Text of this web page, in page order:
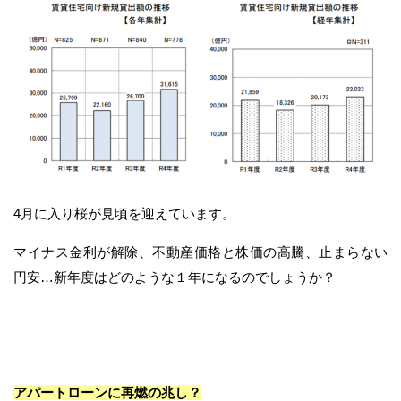
4月に入り桜が見頃を迎えています。
マイナス金利が解除、不動産価格と株価の高騰、止まらない
円安…新年度はどのような１年になるのでしょうか？
アパートローンに再燃の兆し？